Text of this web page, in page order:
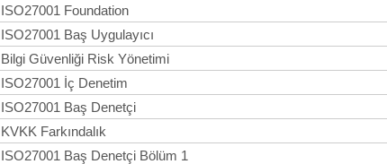
ISO27001 Foundation
ISO27001 Baş Uygulayıcı
Bilgi Güvenliği Risk Yönetimi
ISO27001 İç Denetim
ISO27001 Baş Denetçi
KVKK Farkındalık
ISO27001 Baş Denetçi Bölüm 1